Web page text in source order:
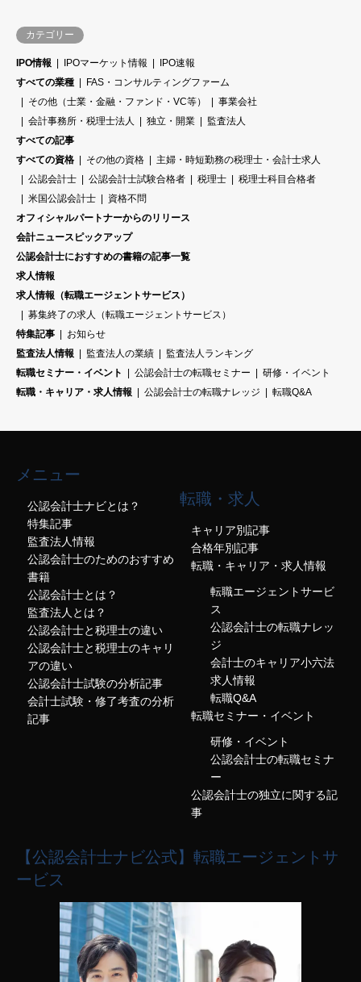
カテゴリー
IPO情報 IPOマーケット情報
IPO速報
すべての業種
FAS・コンサルティングファーム
その他（士業・金融・ファンド・VC等）
事業会社
会計事務所・税理士法人
独立・開業
監査法人
すべての記事
すべての資格
その他の資格
主婦・時短勤務の税理士・会計士求人
公認会計士
公認会計士試験合格者 税理士
税理士科目合格者
米国公認会計士
資格不問
オフィシャルパートナーからのリリース
会計ニュースピックアップ
公認会計士におすすめの書籍の記事一覧
求人情報
求人情報（転職エージェントサービス）
募集終了の求人（転職エージェントサービス）
特集記事
お知らせ
監査法人情報
監査法人の業績
監査法人ランキング
転職セミナー・イベント
公認会計士の転職セミナー
研修・イベント
転職・キャリア・求人情報
公認会計士の転職ナレッジ 転職Q&A
メニュー
公認会計士ナビとは？
特集記事
監査法人情報
公認会計士のためのおすすめ
書籍
公認会計士とは？
監査法人とは？
公認会計士と税理士の違い
公認会計士と税理士のキャリ
アの違い
公認会計士試験の分析記事
会計士試験・修了考査の分析
記事
転職・求人
キャリア別記事
合格年別記事
転職・キャリア・求人情報
転職エージェントサービ
ス
公認会計士の転職ナレッ
ジ
会計士のキャリア小六法
求人情報
転職Q&A
転職セミナー・イベント
研修・イベント
公認会計士の転職セミナ
ー
公認会計士の独立に関する記
事
【公認会計士ナビ公式】転職エージェントサ
ービス